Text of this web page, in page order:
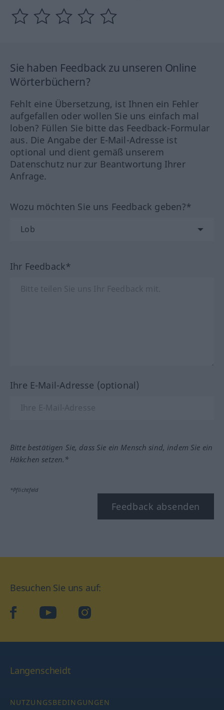
Sie haben Feedback zu unseren Online
Wörterbüchern?
Fehlt eine Übersetzung, ist Ihnen ein Fehler
aufgefallen oder wollen Sie uns einfach mal
loben? Füllen Sie bitte das Feedback-Formular
aus. Die Angabe der E-Mail-Adresse ist
optional und dient gemäß unserem
Datenschutz nur zur Beantwortung Ihrer
Anfrage.
Wozu möchten Sie uns Feedback geben?*
Ihr Feedback*
Ihre E-Mail-Adresse (optional)
Bitte bestätigen Sie, dass Sie ein Mensch sind, indem Sie ein
Häkchen setzen.*
*Pflichtfeld
Feedback absenden
Besuchen Sie uns auf:
facebookYouTube Instagram
Langenscheidt
NUTZUNGSBEDINGUNGEN